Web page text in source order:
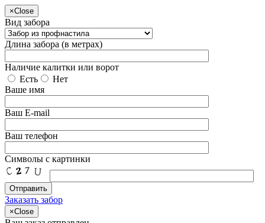
×Close
Вид забора
Длина забора (в метрах)
Наличие калитки или ворот
Есть
Нет
Ваше имя
Ваш E-mail
Ваш телефон
Символы с картинки
Заказать забор
×Close